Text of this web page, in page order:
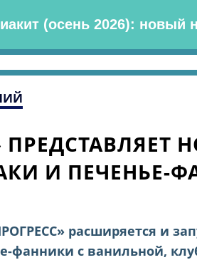
(осень 2026): новый
И ПЕЧЕНЬЕ-
расширяется и
фанники с ванильной,